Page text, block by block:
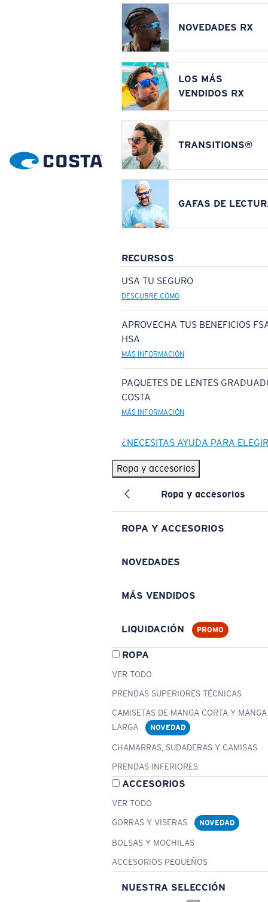
NOVEDADES RX
LOS MÁS
VENDIDOS RX
TRANSITIONS®
GAFAS DE
RECURSOS
USA TU SEGURO
DESCUBRE CÓMO
APROVECHA TUS BENEFICIOS
HSA
MÁS INFORMACIÓN
PAQUETES DE LENTES
COSTA
MÁS INFORMACIÓN
¿NECESITAS AYUDA PARA
Ropa y accesorios
Ropa y accesorios
ROPA Y ACCESORIOS
NOVEDADES
MÁS VENDIDOS
LIQUIDACIÓN PROMO
ROPA
VER TODO
PRENDAS SUPERIORES TÉCNICAS
CAMISETAS DE MANGA CORTA Y MANGA
LARGA
NOVEDAD
CHAMARRAS, SUDADERAS Y CAMISAS
PRENDAS INFERIORES
ACCESORIOS
VER TODO
GORRAS Y VISERAS
NOVEDAD
BOLSAS Y MOCHILAS
ACCESORIOS PEQUEÑOS
NUESTRA SELECCIÓN